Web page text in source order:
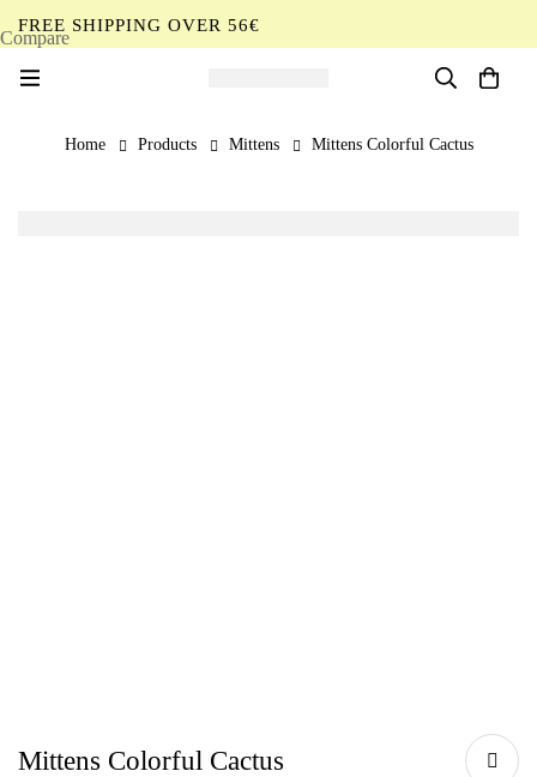
FREE SHIPPING OVER 56€
Home Products Mittens Mittens Colorful Cactus
Mittens Colorful Cactus
Compare